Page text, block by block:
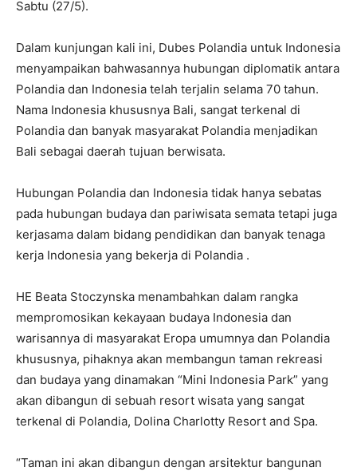
Sabtu (27/5).
Dalam kunjungan kali ini, Dubes Polandia untuk Indonesia
menyampaikan bahwasannya hubungan diplomatik antara
Polandia dan Indonesia telah terjalin selama 70 tahun.
Nama Indonesia khususnya Bali, sangat terkenal di
Polandia dan banyak masyarakat Polandia menjadikan
Bali sebagai daerah tujuan berwisata.
Hubungan Polandia dan Indonesia tidak hanya sebatas
pada hubungan budaya dan pariwisata semata tetapi juga
kerjasama dalam bidang pendidikan dan banyak tenaga
kerja Indonesia yang bekerja di Polandia .
HE Beata Stoczynska menambahkan dalam rangka
mempromosikan kekayaan budaya Indonesia dan
warisannya di masyarakat Eropa umumnya dan Polandia
khususnya, pihaknya akan membangun taman rekreasi
dan budaya yang dinamakan “Mini Indonesia Park” yang
akan dibangun di sebuah resort wisata yang sangat
terkenal di Polandia, Dolina Charlotty Resort and Spa.
“Taman ini akan dibangun dengan arsitektur bangunan